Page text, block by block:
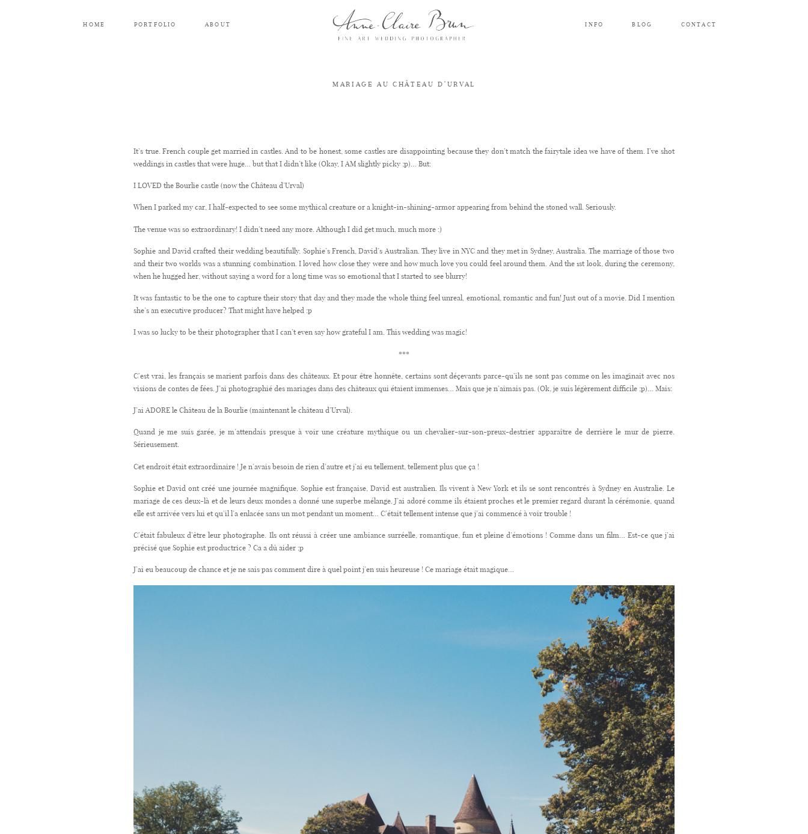
HOME PORTFOLIO ABOUT INFO BLOG CONTACT
MARIAGE AU CHÂTEAU D'URVAL
It’s true. French couple get married in castles. And to be honest, some castles are disappointing because they don’t match the fairytale idea we have of them. I’ve shot
weddings in castles that were huge… but that I didn’t like (Okay, I AM slightly picky ;p)… But:
I LOVED the Bourlie castle (now the Château d’Urval)
When I parked my car, I half-expected to see some mythical creature or a knight-in-shining-armor appearing from behind the stoned wall. Seriously.
The venue was so extraordinary! I didn’t need any more. Although I did get much, much more :)
Sophie and David crafted their wedding beautifully. Sophie’s French, David’s Australian. They live in NYC and they met in Sydney, Australia. The marriage of those two
and their two worlds was a stunning combination. I loved how close they were and how much love you could feel around them. And the 1st look, during the ceremony,
when he hugged her, without saying a word for a long time was so emotional that I started to see blurry!
It was fantastic to be the one to capture their story that day and they made the whole thing feel unreal, emotional, romantic and fun! Just out of a movie. Did I mention
she’s an executive producer? That might have helped :p
I was so lucky to be their photographer that I can’t even say how grateful I am. This wedding was magic!
***
C’est vrai, les français se marient parfois dans des châteaux. Et pour être honnête, certains sont déçevants parce-qu’ils ne sont pas comme on les imaginait avec nos
visions de contes de fées. J’ai photographié des mariages dans des châteaux qui étaient immenses… Mais que je n’aimais pas. (Ok, je suis légèrement difficile ;p)… Mais:
J’ai ADORE le Château de la Bourlie (maintenant le château d’Urval).
Quand je me suis garée, je m’attendais presque à voir une créature mythique ou un chevalier-sur-son-preux-destrier apparaître de derrière le mur de pierre.
Sérieusement.
Cet endroit était extraordinaire ! Je n’avais besoin de rien d’autre et j’ai eu tellement, tellement plus que ça !
Sophie et David ont créé une journée magnifique. Sophie est française, David est australien. Ils vivent à New York et ils se sont rencontrés à Sydney en Australie. Le
mariage de ces deux-là et de leurs deux mondes a donné une superbe mélange. J’ai adoré comme ils étaient proches et le premier regard durant la cérémonie, quand
elle est arrivée vers lui et qu’il l’a enlacée sans un mot pendant un moment… C’était tellement intense que j’ai commencé à voir trouble !
C’était fabuleux d’être leur photographe. Ils ont réussi à créer une ambiance surréelle, romantique, fun et pleine d’émotions ! Comme dans un film… Est-ce que j’ai
précisé que Sophie est productrice ? Ca a dû aider ;p
J’ai eu beaucoup de chance et je ne sais pas comment dire à quel point j’en suis heureuse ! Ce mariage était magique…